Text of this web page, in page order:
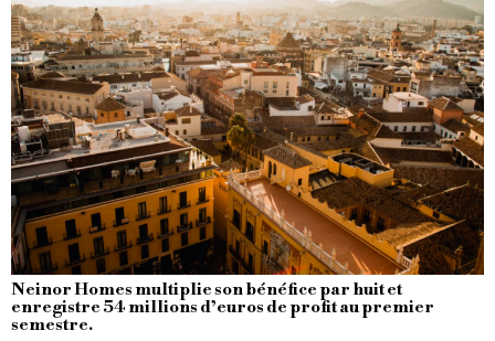
Neinor Homes multiplie son bénéfice par huit et
enregistre 54 millions d’euros de profit au premier
semestre.